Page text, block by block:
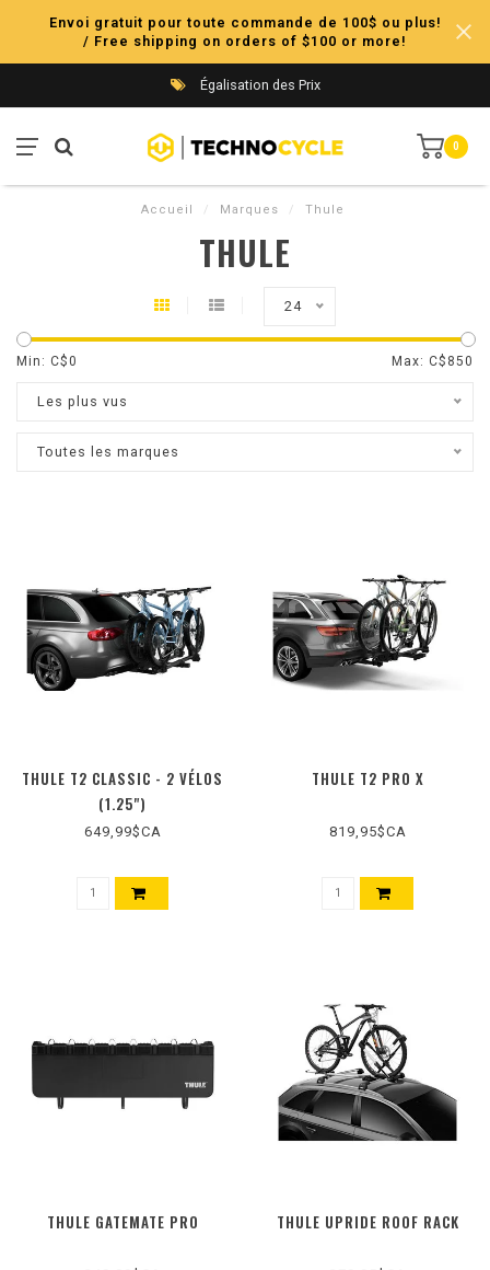
Envoi gratuit pour toute commande de 100$ ou plus!
/ Free shipping on orders of $100 or more!
Égalisation des Prix
0
Accueil / Marques / Thule
THULE
24
Min: C$0 Max: C$ 850
Les plus vus
Toutes les marques
THULE T2 CLASSIC - 2 VÉLOS
(1.25")
649,99$CA
THULE T2 PRO X
819,95$CA
THULE GATEMATE PRO THULE UPRIDE ROOF RACK